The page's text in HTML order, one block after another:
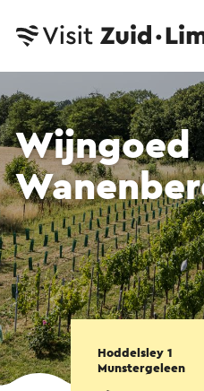
Wijngoed
Hoddelsley 1
Munstergeleen